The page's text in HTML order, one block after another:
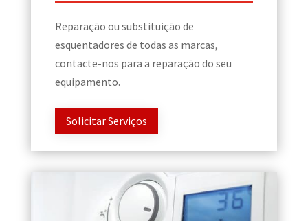
Reparação ou substituição de
esquentadores de todas as marcas,
contacte-nos para a reparação do seu
equipamento.
Solicitar Serviços